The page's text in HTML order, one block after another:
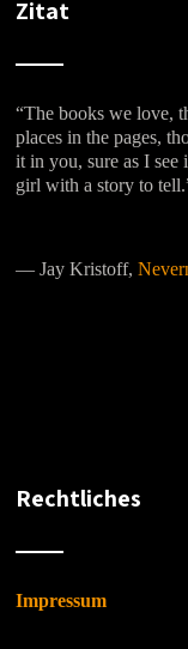
Zitat
“The books we love,
places in the pages,
it in you, sure as I
girl with a story to
―Jay Kristoff,
Rechtliches
Impressum